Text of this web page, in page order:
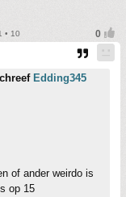
• 10
Edding345
of ander weirdo is
op 15